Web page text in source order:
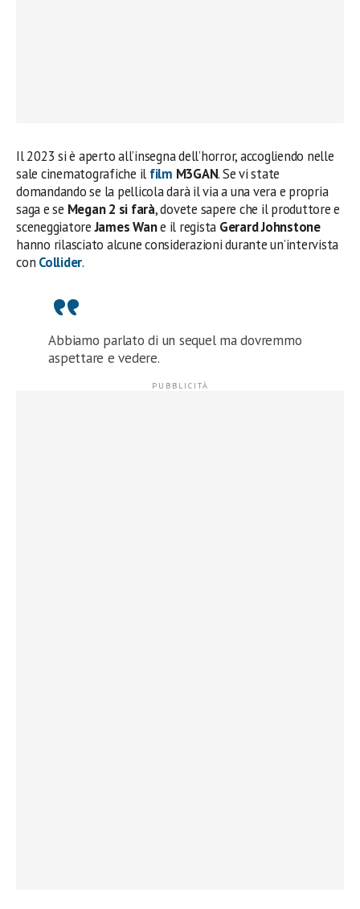
Il 2023 si è aperto all’insegna dell’horror, accogliendo nelle
sale cinematografiche il film M3GAN. Se vi state
domandando se la pellicola darà il via a una vera e propria
saga e se Megan 2 si farà, dovete sapere che il produttore e
sceneggiatoreJames Wane il regista Gerard Johnstone
hanno rilasciato alcune considerazioni durante un’intervista
con Collider.
Abbiamo parlato di un sequel ma dovremmo
aspettare e vedere.